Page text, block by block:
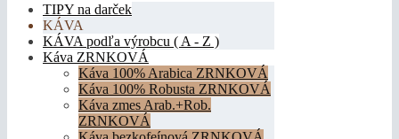
TIPY na darček
KÁVA
KÁVA podľa výrobcu ( A - Z )
Káva ZRNKOVÁ
Káva 100% Arabica ZRNKOVÁ
Káva 100% Robusta ZRNKOVÁ
Káva zmes Arab.+Rob.
ZRNKOVÁ